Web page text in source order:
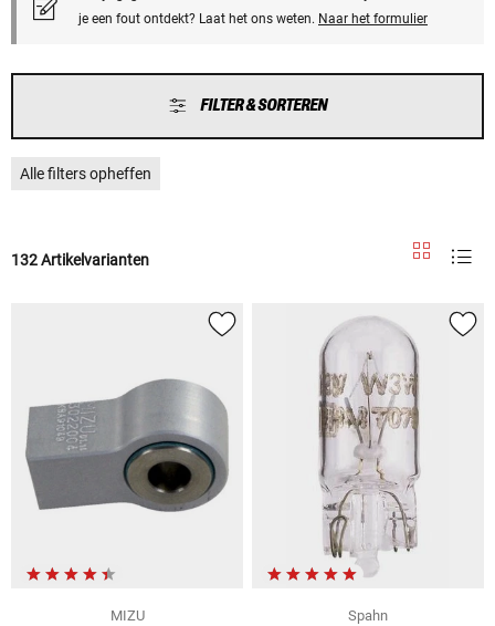
je een fout ontdekt? Laat het ons weten. Naar het formulier
FILTER & SORTEREN
Alle filters opheffen
132 Artikelvarianten
MIZU
Spahn